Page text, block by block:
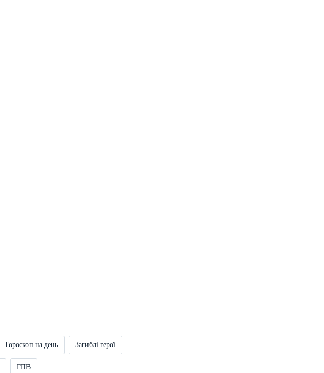
Гороскоп на день Загиблі герої
ГПВ